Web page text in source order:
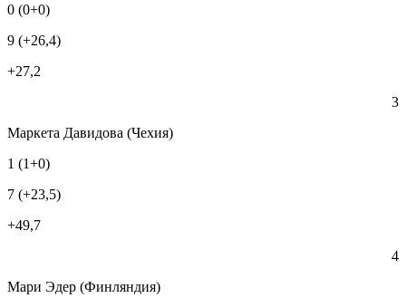
0 (0+0)
9 (+26,4)
+27,2
3
Маркета Давидова (Чехия)
1 (1+0)
7 (+23,5)
+49,7
4
Мари Эдер (Финляндия)